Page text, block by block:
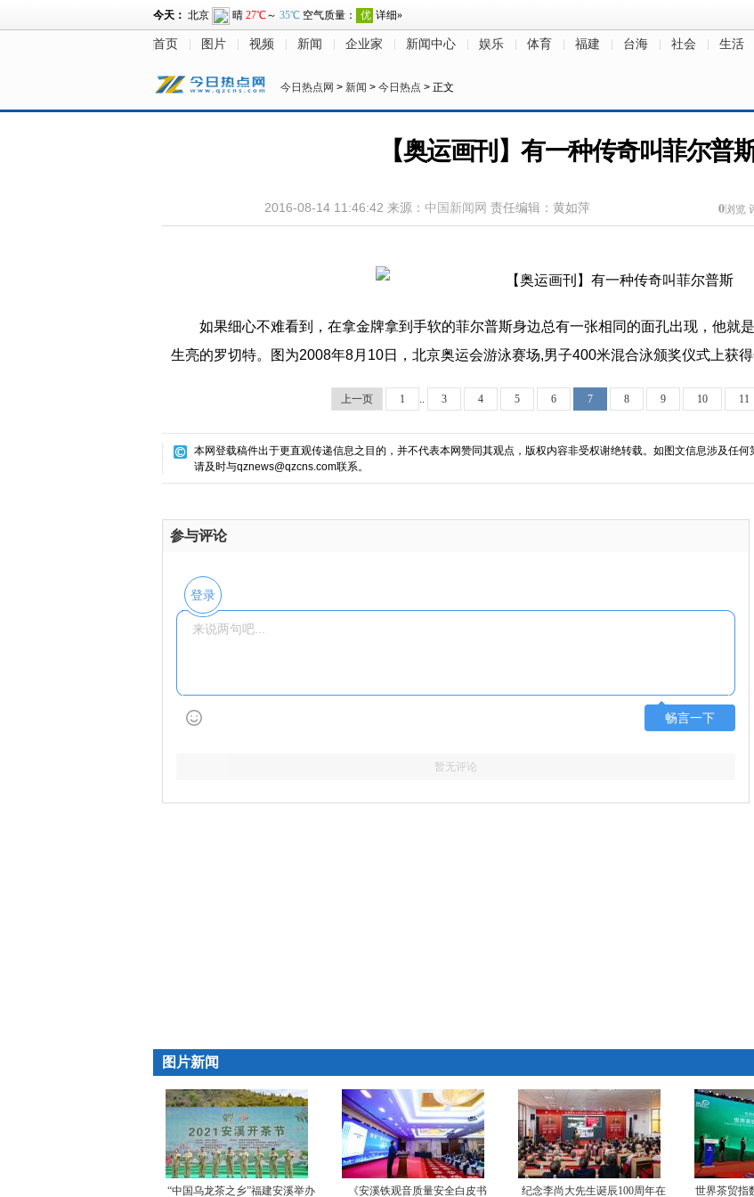
首页 图片 视频 新闻 企业家 新闻中心 娱乐 体育 福建 台海 社会 生活
今日热点网 > 新闻 > 今日热点 > 正文
【奥运画刊】有一种传奇叫菲尔普
2016-08-14 11:46:42 来源： 中国新闻网 责任编辑：黄如萍 0浏览
如果细心不难看到，在拿金牌拿到手软的菲尔普斯身边总有一张相同的面孔出现，他就
生亮的罗切特。图为2008年8月10日，北京奥运会游泳赛场,男子400米混合泳颁奖仪式上获
上一页 1 .. 3 4 5 6 7 8 9 10 11
本网登载稿件出于更直观传递信息之目的，并不代表本网赞同其观点，版权内容非受权谢绝转载。如图文信息涉及任何
请及时与qznews@qzcns.com联系。
参与评论
登录
畅言一下
暂无评论
图片新闻
“中国乌龙茶之乡”福建安溪举办 《安溪铁观音质量安全白皮书 纪念李尚大先生诞辰100周年在 世界茶贸指